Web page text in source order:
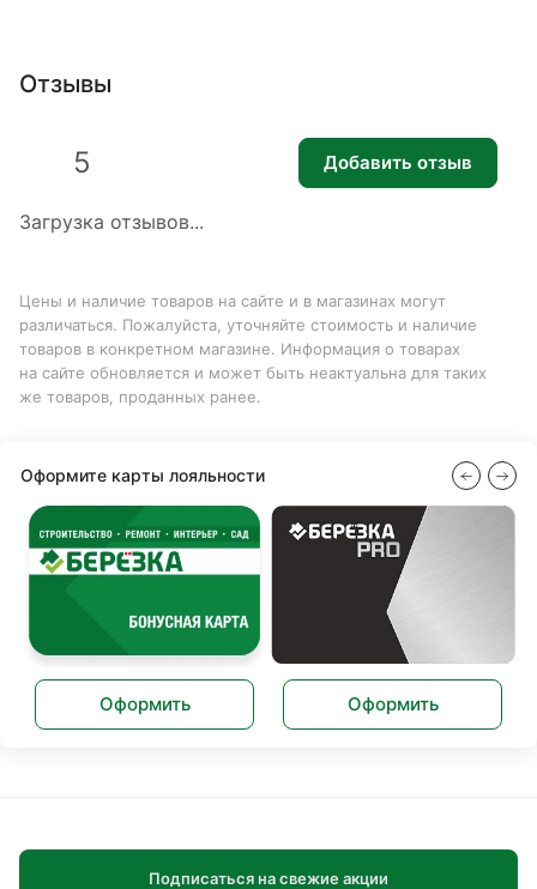
Отзывы
Загрузка отзывов...
5 Добавить отзыв
Цены и наличие товаров на сайте и в магазинах могут
различаться. Пожалуйста, уточняйте стоимость и наличие
товаров в конкретном магазине. Информация о товарах
на сайте обновляется и может быть неактуальна для таких
же товаров, проданных ранее.
Оформите карты лояльности
Оформить Оформить
Подписаться на свежие акции